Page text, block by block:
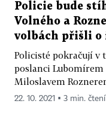
Policie bude
Volného a
volbách přišli
Policisté pokračují v
poslanci
Miloslavem
22. 10. 2021 ▪ 3 min. čtení